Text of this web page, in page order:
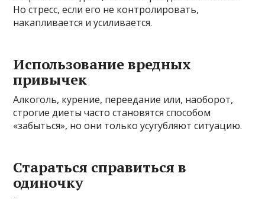
Но стресс, если его не контролировать,
накапливается и усиливается.
Использование вредных
привычек
Алкоголь, курение, переедание или, наоборот,
строгие диеты часто становятся способом
«забыться», но они только усугубляют ситуацию.
Стараться справиться в
одиночку